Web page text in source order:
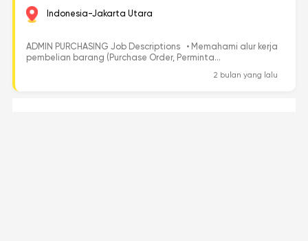
Indonesia-Jakarta Utara
ADMIN PURCHASING Job Descriptions • Memahami alur kerja
pembelian barang (Purchase Order, Perminta...
2 bulan yang lalu